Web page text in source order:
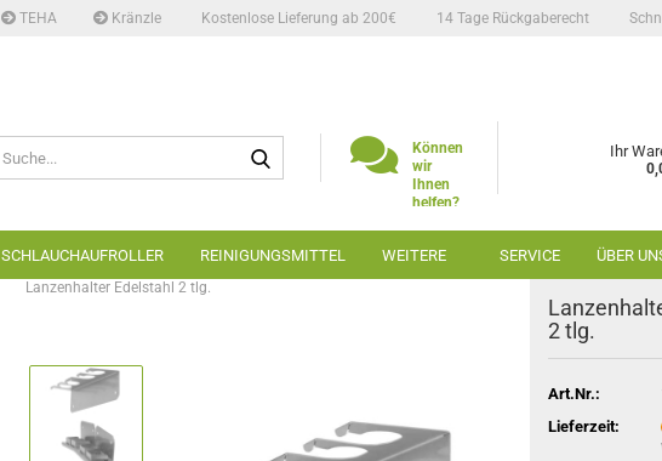
TEHA Kränzle Kostenlose Lieferung ab 200€ 14 Tage Rückgaberecht
Können
wir
Ihnen
helfen?
6666
Ihr
SCHLAUCHAUFROLLER REINIGUNGSMITTEL SERVICE ÜBER
WEITERE
Startseite » Carwash » Lanzenhalter »
Lanzenhalter Edelstahl 2 tlg.
2 tlg.
Art.Nr.:
Lieferzeit: